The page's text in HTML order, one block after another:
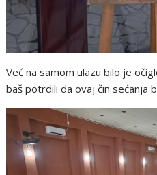
Već na samom ulazu bilo je
baš potrdili da ovaj čin sećanja